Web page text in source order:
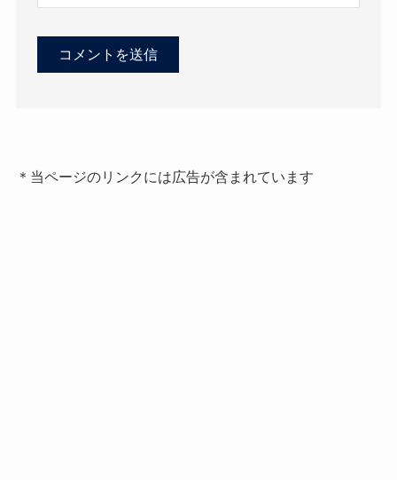
＊当ページのリンクには広告が含まれています